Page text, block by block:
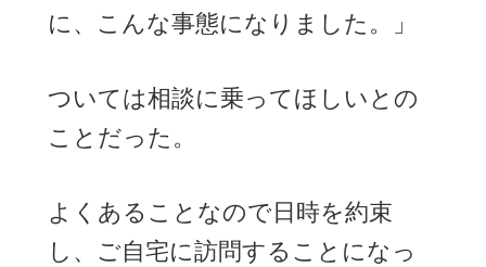
に、こんな事態になりました。」
ついては相談に乗ってほしいとの
ことだった。
よくあることなので日時を約束
し、ご自宅に訪問することになっ